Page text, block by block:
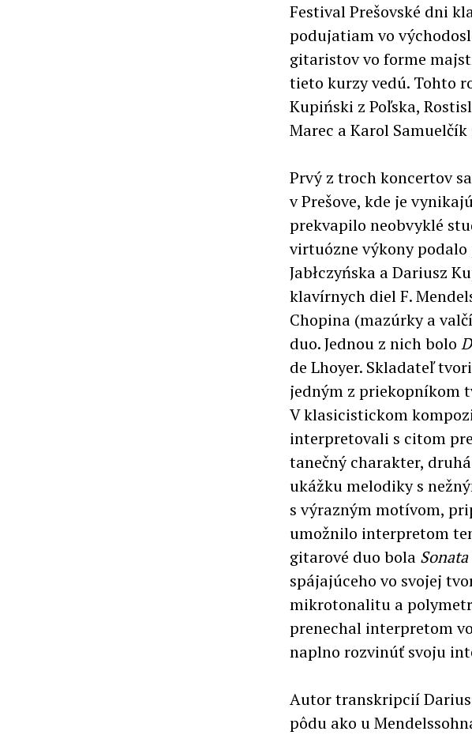
Festival Prešovské dni
podujatiam vo
gitaristov vo forme
tieto kurzy vedú. Tohto
Kupiński z Poľska,
Marec a Karol Samuelčík
Prvý z troch koncertov
v Prešove, kde je
prekvapilo neobvyklé
virtuózne výkony
Jabłczyńska a Dariusz
klavírnych diel F.
Chopina (mazúrky a
duo. Jednou z nich bolo
de Lhoyer. Skladateľ
jedným z priekopníkom
V klasicistickom
interpretovali s citom
tanečný charakter,
ukážku melodiky s
s výrazným motívom,
umožnilo interpretom
gitarové duo bola
spájajúceho vo svojej
mikrotonalitu a
prenechal interpretom
naplno rozvinúť svoju
Autor transkripcií
pôdu ako u